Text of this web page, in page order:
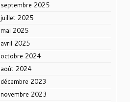
septembre 2025
juillet 2025
mai 2025
avril 2025
octobre 2024
août 2024
décembre 2023
novembre 2023